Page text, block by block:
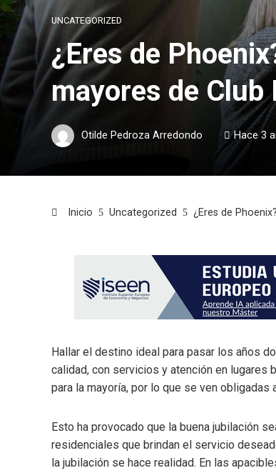
UNCATEGORIZED
¿Eres de
mayores de Club
Otilde Pedroza Arredondo Hace 3
Inicio Uncategorized ¿Eres de
Hallar el destino ideal para pasar los años
calidad, con servicios y atención en lugares
para la mayoría, por lo que se ven
Esto ha provocado que la buena jubilación
residenciales que brindan el servicio
la jubilación se hace realidad. En las